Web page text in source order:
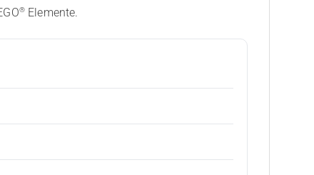
®Elemente.